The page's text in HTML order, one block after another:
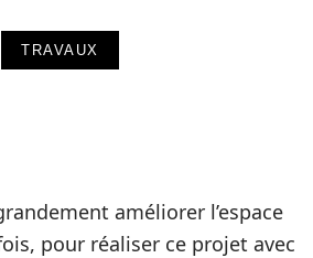
TRAVAUX
améliorer l’espace
pour réaliser ce projet avec